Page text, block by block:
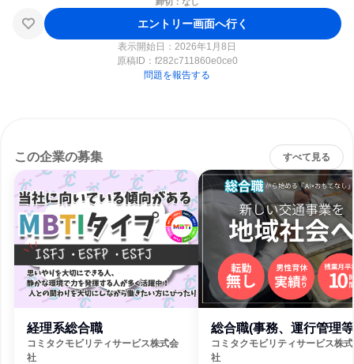
エントリー画面へ行く
表示開始日：2026年1月8日
原稿ID： f282c711860e0ce0
問題を報告する
この企業の募集 すべて見る
経理系総合職
コミタクモビリティサービス株式会
社
総合職(事務、運行管理
コミタクモビリティサービス株
社